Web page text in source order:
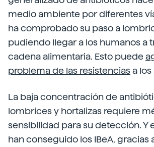
medio ambiente por diferentes
ha comprobado su paso a
pudiendo llegar a los humanos a
cadena alimentaria. Esto puede
problema de las resistencias a
La baja concentración de
lombrices y hortalizas requiere
sensibilidad para su detección. Y
han conseguido los IBeA, gracias